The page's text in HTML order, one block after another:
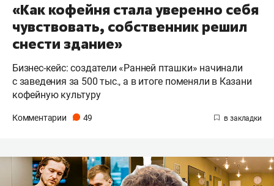
«Как кофейня стала уверенно себя
чувствовать, собственник решил
снести здание»
Бизнес-кейс: создатели «Ранней пташки» начинали
с заведения за 500 тыс., а в итоге поменяли в Казани
кофейную культуру
Комментарии 49